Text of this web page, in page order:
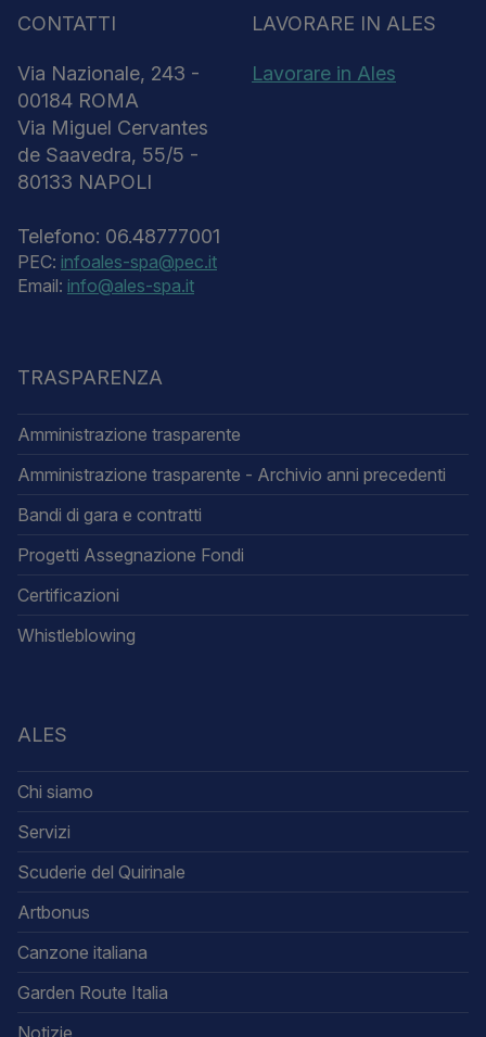
CONTATTI
Via Nazionale, 243 -
00184 ROMA
Via Miguel Cervantes
de Saavedra, 55/5 -
80133 NAPOLI
Telefono: 06.48777001
PEC: infoales-spa@pec.it
Email: info@ales-spa.it
LAVORARE IN ALES
Lavorare in Ales
TRASPARENZA
Amministrazione trasparente
Amministrazione trasparente - Archivio anni precedenti
Bandi di gara e contratti
Progetti Assegnazione Fondi
Certificazioni
Whistleblowing
ALES
Chi siamo
Servizi
Scuderie del Quirinale
Artbonus
Canzone italiana
Garden Route Italia
Notizie